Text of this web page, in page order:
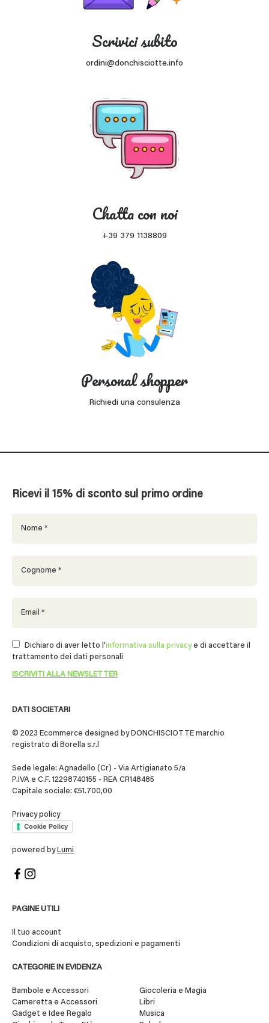
Scrivici subito
ordini@donchisciotte.info
Chatta con noi
+39 379 1138809
Personal shopper
Richiedi una consulenza
DATI SOCIETARI
© 2023 Ecommerce designed by DONCHISCIOTTE marchio
registrato di Borella s.r.l
Sede legale: Agnadello (Cr) - Via Artigianato 5/a
P.IVA e C.F. 12298740155 - REA CR148485
Capitale sociale: €51.700,00
Privacy policy
Cookie Policy
powered by Lumi
PAGINE UTILI
Il tuo account
Condizioni di acquisto, spedizioni e pagamenti
CATEGORIE IN EVIDENZA
Bambole e Accessori
Cameretta e Accessori
Gadget e Idee Regalo
Giocoleria e Magia
Libri
Musica
Ricevi il 15% di sconto sul primo ordine
Dichiaro di aver letto l'informativa sulla privacye di accettare il
trattamento dei dati personali